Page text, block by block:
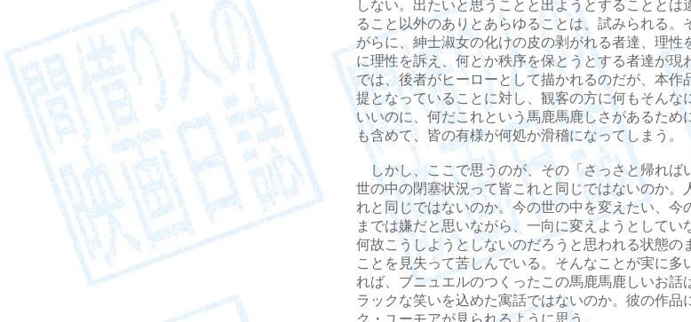
しない。出たいと思うことと出ようとすることとは
ること以外のありとあらゆることは、試みられる。
がらに、紳士淑女の化けの皮の剥がれる者達、理性
に理性を訴え、何とか秩序を保とうとする者達が現
では、後者がヒーローとして描かれるのだが、本作
提となっていることに対し、観客の方に何もそんな
いいのに、何だこれという馬鹿馬鹿しさがあるため
も含めて、皆の有様が何処か滑稽になってしまう。
しかし、ここで思うのが、その「さっさと帰れば
世の中の閉塞状況って皆これと同じではないのか。
れと同じではないのか。今の世の中を変えたい、今
までは嫌だと思いながら、一向に変えようとしてい
何故こうしようとしないのだろうと思われる状態の
ことを見失って苦しんでいる。そんなことが実に多
れば、ブニュエルのつくったこの馬鹿馬鹿しいお話
ラックな笑いを込めた寓話ではないのか。彼の作品
ク・ユーモアが見られるように思う。